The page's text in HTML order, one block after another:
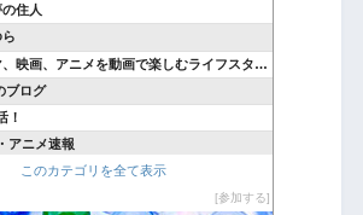
住人
、映画、アニメを動画で楽しむライフスタイル
ブログ
！
アニメ速報
んの気ままな喫茶店
このカテゴリを全て表示
参加する